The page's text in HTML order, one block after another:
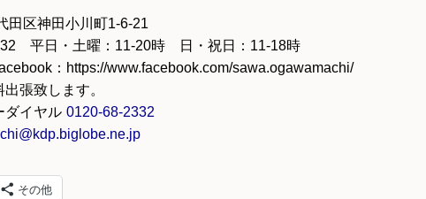
区神田小川町1-6-21
平日・土曜：11-20時 日・祝日：11-18時
： https://www.facebook.com/sawa.ogawamachi/
出張致します。
ダイヤル 0120-68-2332
その他